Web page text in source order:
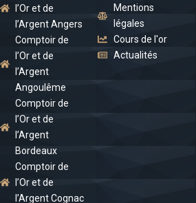
l’Or et de
l’Argent Angers
Comptoir de
l’Or et de
l’Argent
Angoulême
Comptoir de
l’Or et de
l’Argent
Bordeaux
Comptoir de
l’Or et de
l’Argent Cognac
Mentions
légales
Cours de l'or
Actualités